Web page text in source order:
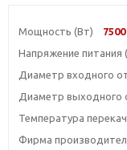
Мощность (Вт)
7500
Напряжение питания
Диаметр входного
Диаметр выходного
Температура
Фирма